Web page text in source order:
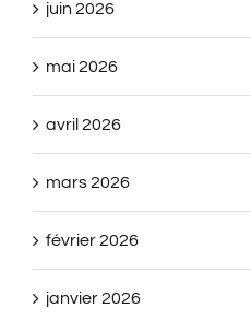
juin 2026
mai 2026
avril 2026
mars 2026
février 2026
janvier 2026